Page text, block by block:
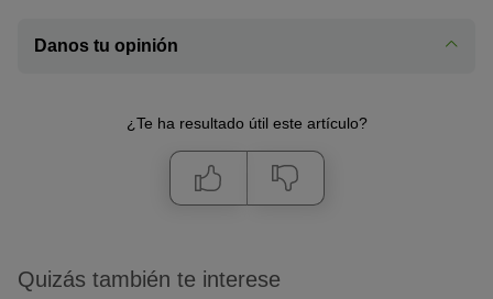
Danos tu opinión
¿Te ha resultado útil este artículo?
Quizás también te interese